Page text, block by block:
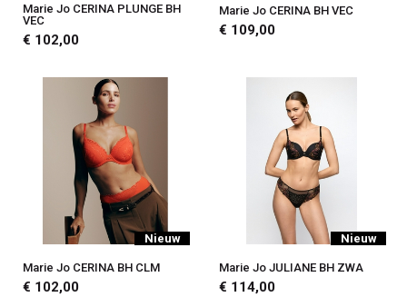
Marie Jo CERINA PLUNGE BH
VEC
€ 102,00
Marie Jo CERINA BH VEC
€ 109,00
Nieuw
Marie Jo CERINA BH CLM
€ 102,00
Nieuw
Marie Jo JULIANE BH ZWA
€ 114,00